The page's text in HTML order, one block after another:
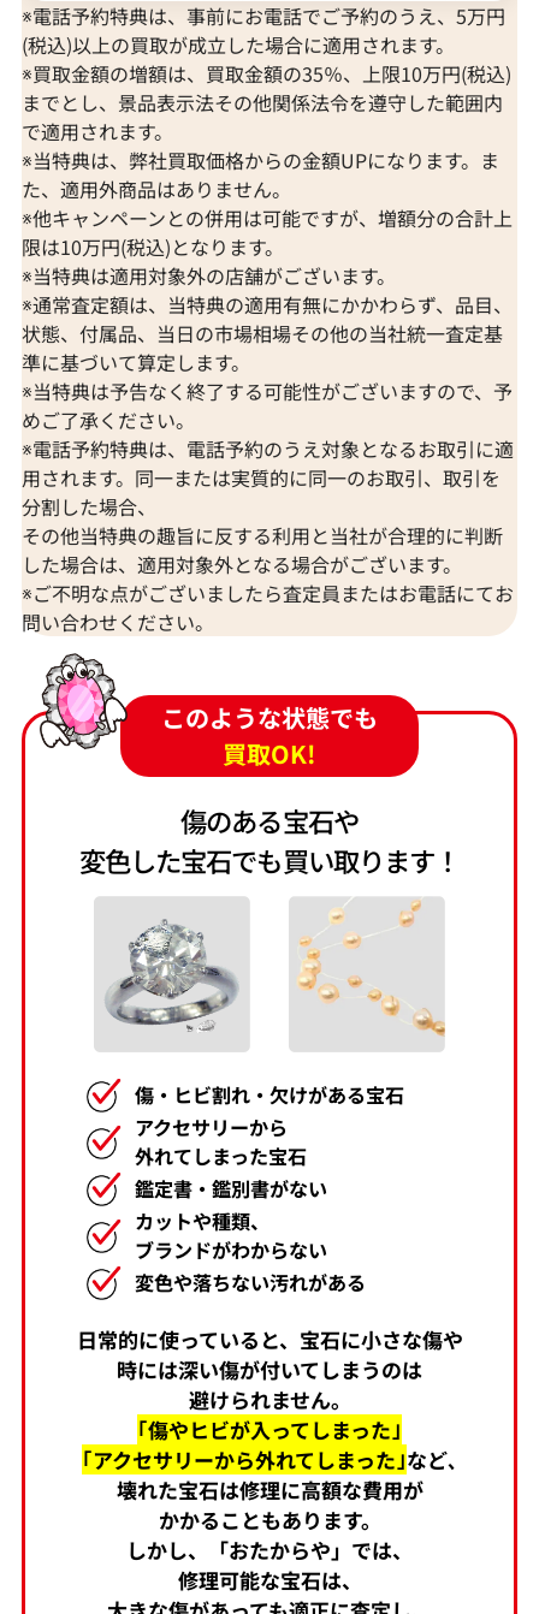
※電話予約特典は、事前にお電話でご予約のうえ、5万円
(税込)以上の買取が成立した場合に適用されます。
※買取金額の増額は、買取金額の35％、上限10万円(税込)
までとし、景品表示法その他関係法令を遵守した範囲内
で適用されます。
※当特典は、弊社買取価格からの金額UPになります。ま
た、適用外商品はありません。
※他キャンペーンとの併用は可能ですが、増額分の合計上
限は10万円(税込)となります。
※当特典は適用対象外の店舗がございます。
※通常査定額は、当特典の適用有無にかかわらず、品目、
状態、付属品、当日の市場相場その他の当社統一査定基
準に基づいて算定します。
※当特典は予告なく終了する可能性がございますので、予
めご了承ください。
※電話予約特典は、電話予約のうえ対象となるお取引に適
用されます。同一または実質的に同一のお取引、取引を
分割した場合、
その他当特典の趣旨に反する利用と当社が合理的に判断
した場合は、適用対象外となる場合がございます。
※ご不明な点がございましたら査定員またはお電話にてお
問い合わせください。
このような状態でも
買取OK!
傷のある宝石や
変色した宝石でも買い取ります！
傷・ヒビ割れ・欠けがある宝石
アクセサリーから
外れてしまった宝石
鑑定書・鑑別書がない
カットや種類、
ブランドがわからない
変色や落ちない汚れがある
日常的に使っていると、宝石に小さな傷や
時には深い傷が付いてしまうのは
避けられません。
｢傷やヒビが入ってしまった｣
｢アクセサリーから外れてしまった｣など､
壊れた宝石は修理に高額な費用が
かかることもあります。
しかし、「おたからや」では、
修理可能な宝石は、